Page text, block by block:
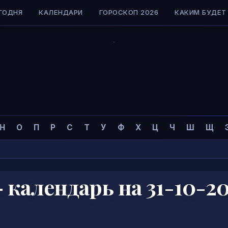
КАЛЕНДАРИ ГОРОСКОП 2026 КАКИМ БУДЕТ
Н О П Р С Т У Ф Х Ц Ч Ш Щ
на 31-10-